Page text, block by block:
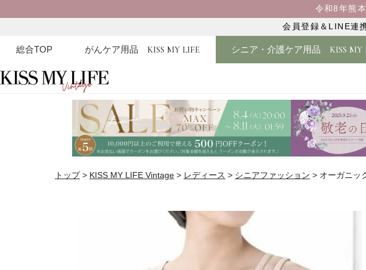
令和8年熊
会員登録＆LINE連
総合TOP がんケア用品 KISS MY LIFE シニア・介護ケア用品 KISS
トップ KISS MY LIFE Vintage レディース シニアファッション オーガニッ